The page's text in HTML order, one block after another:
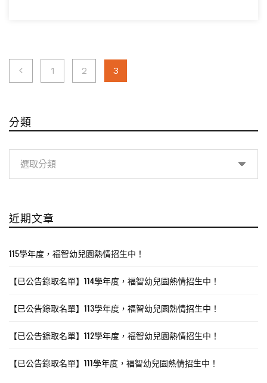
文
分
頁
1 2 3
分類
近期文章
115學年度，福智幼兒園熱情招生中！
【已公告錄取名單】114學年度，福智幼兒園熱情招生中！
【已公告錄取名單】113學年度，福智幼兒園熱情招生中！
【已公告錄取名單】112學年度，福智幼兒園熱情招生中！
【已公告錄取名單】111學年度，福智幼兒園熱情招生中！